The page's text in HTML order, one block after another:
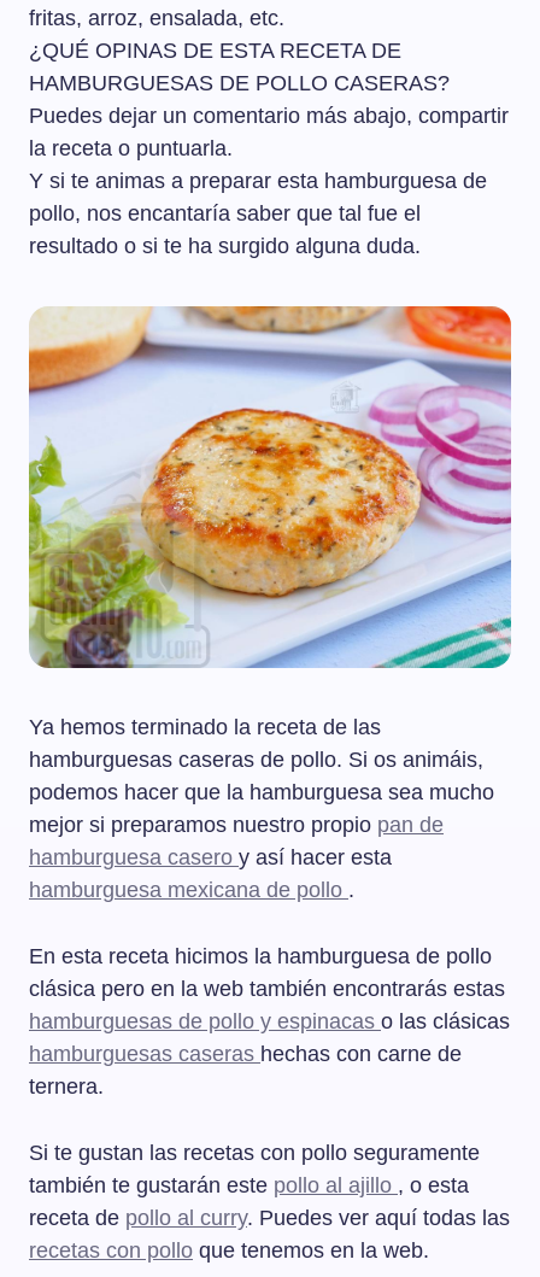
fritas, arroz, ensalada, etc.
¿QUÉ OPINAS DE ESTA RECETA DE
HAMBURGUESAS DE POLLO CASERAS?
Puedes dejar un comentario más abajo, compartir
la receta o puntuarla.
Y si te animas a preparar esta hamburguesa de
pollo, nos encantaría saber que tal fue el
resultado o si te ha surgido alguna duda.
Ya hemos terminado la receta de las
hamburguesas caseras de pollo. Si os animáis,
podemos hacer que la hamburguesa sea mucho
mejor si preparamos nuestro propio pan de
hamburguesa casero y así hacer esta
hamburguesa mexicana de pollo .
En esta receta hicimos la hamburguesa de pollo
clásica pero en la web también encontrarás estas
hamburguesas de pollo y espinacas o las clásicas
hamburguesas caseras hechas con carne de
ternera.
Si te gustan las recetas con pollo seguramente
también te gustarán este pollo al ajillo , o esta
receta de pollo al curry. Puedes ver aquí todas las
recetas con pollo que tenemos en la web.